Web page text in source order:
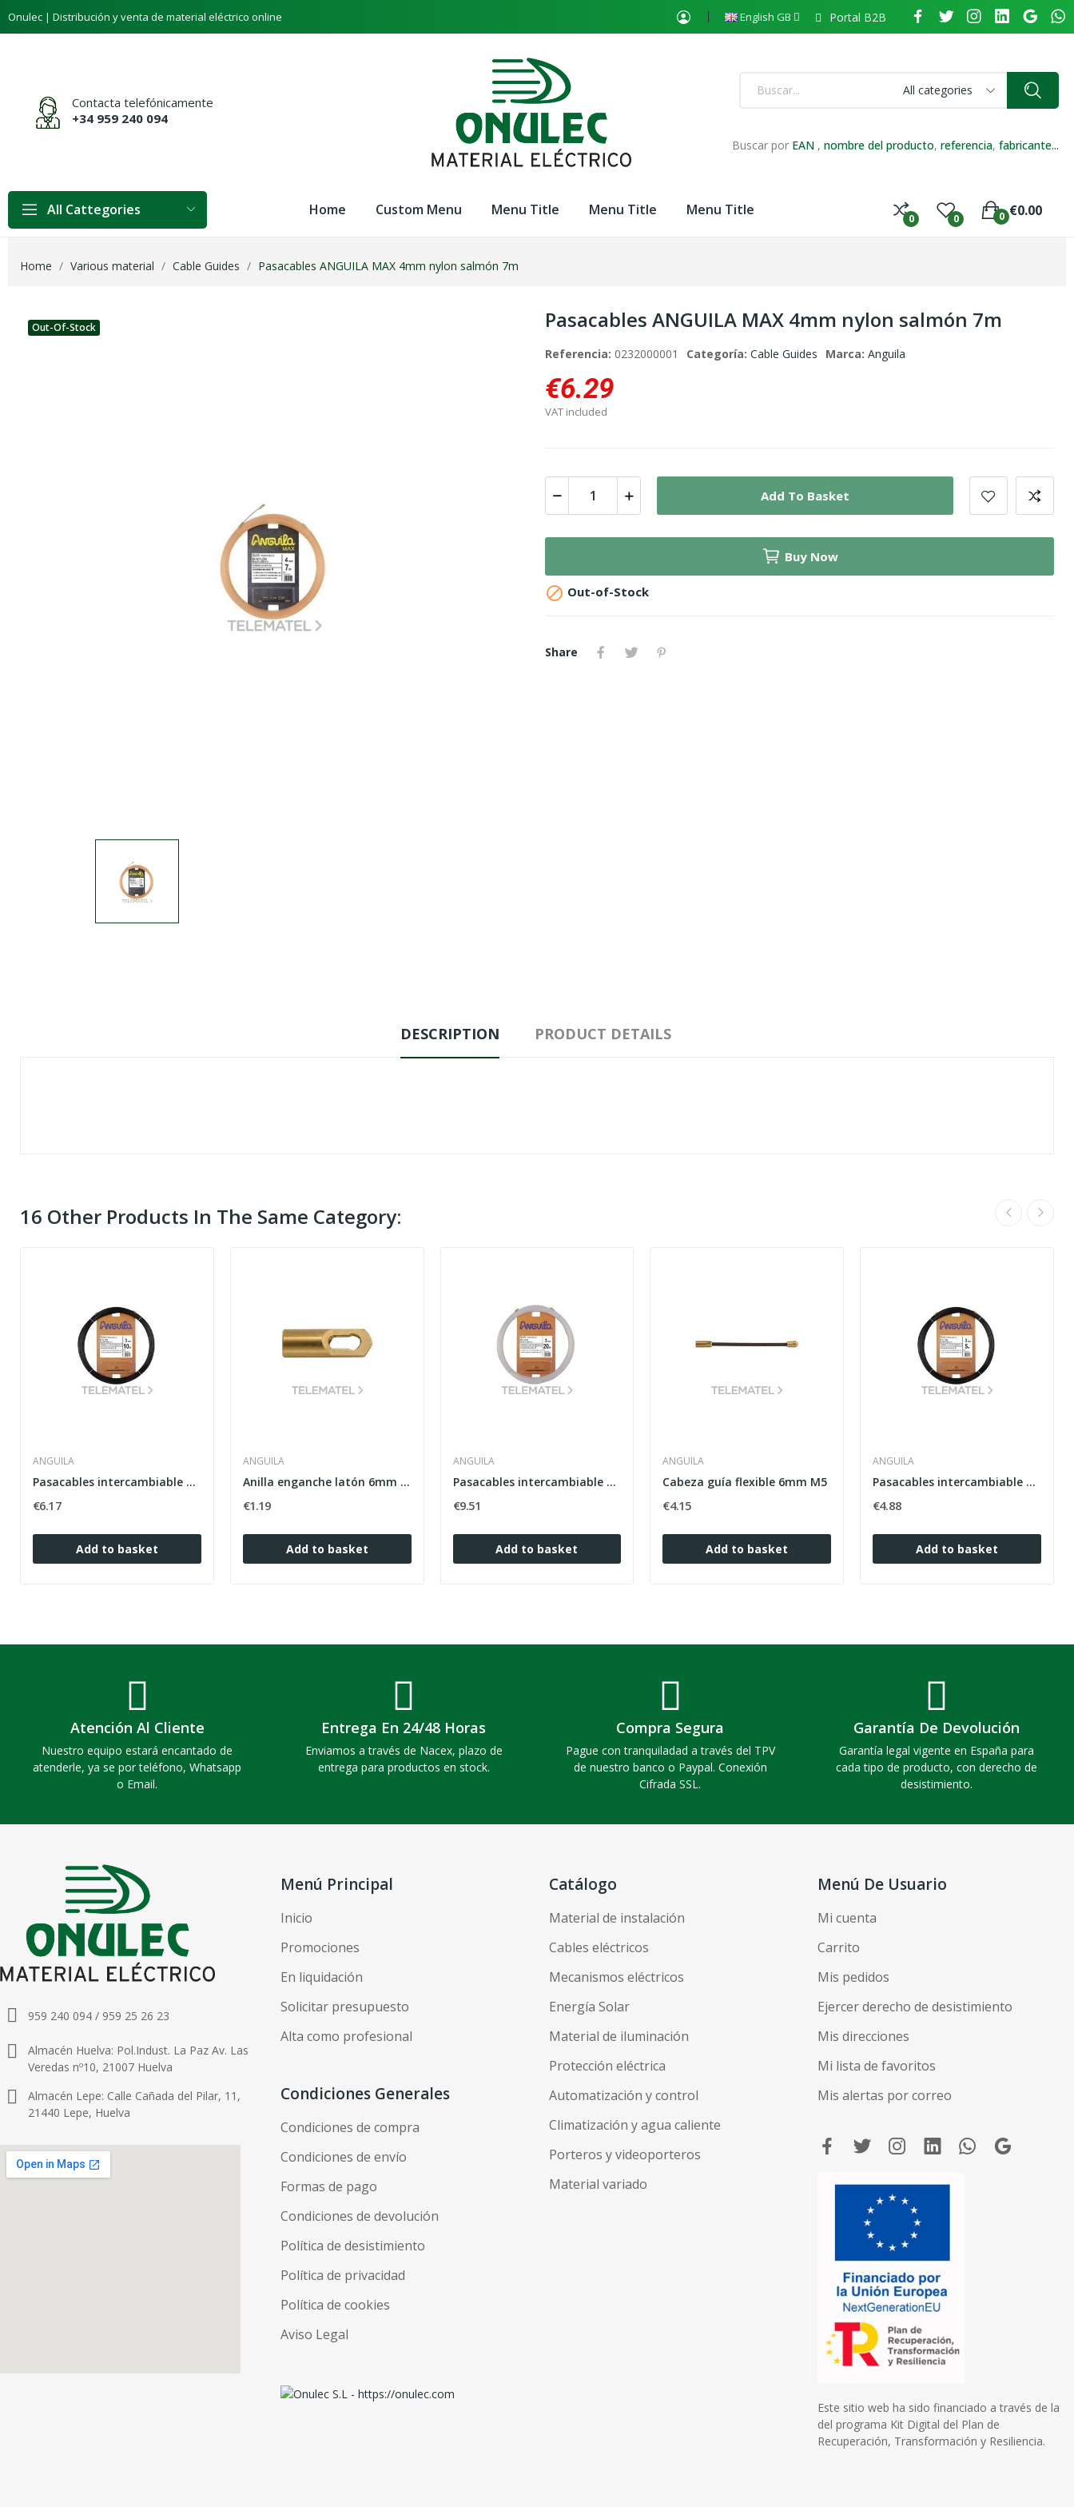
Onulec | Distribución y venta de material eléctrico online English GB Portal B2B
Contacta telefónicamente
+34 959 240 094
All categories
Buscar por EAN ,nombre del producto,referencia,fabricante...
All Cattegories Home Custom Menu Menu Title Menu Title Menu Title
0 0 €0.00
0
Home Various material Cable Guides Pasacables ANGUILA MAX 4mm nylon salmón 7m
Out-Of-Stock Pasacables ANGUILA MAX 4mm nylon salmón 7m
Referencia: 0232000001 Categoría: Cable Guides Marca: Anguila
€6.29
VAT included
Add To Basket
Buy Now
 Out-of-Stock
Share
DESCRIPTION PRODUCT DETAILS
16 Other Products In The Same Category:
ANGUILA
Pasacables intercambiable nylon 3mm 10m negro
€6.17
Add to basket
ANGUILA
Anilla enganche latón 6mm M5
€1.19
Add to basket
ANGUILA
Pasacables intercambiable nylon 3mm 20m natural
€9.51
Add to basket
ANGUILA
Cabeza guía flexible 6mm M5
€4.15
Add to basket
ANGUILA
Pasacables intercambiable nylon 3mm 5m negro
€4.88
Add to basket
Atención Al Cliente
Nuestro equipo estará encantado de
atenderle, ya se por teléfono, Whatsapp
o Email.
Entrega En 24/48 Horas
Enviamos a través de Nacex, plazo de
entrega para productos en stock.
Compra Segura
Pague con tranquiladad a través del TPV
de nuestro banco o Paypal. Conexión
Cifrada SSL.
Garantía De Devolución
Garantía legal vigente en España para
cada tipo de producto, con derecho de
desistimiento.
959 240 094 / 959 25 26 23
Almacén Huelva: Pol.Indust. La Paz Av. Las
Veredas nº10, 21007 Huelva
Almacén Lepe: Calle Cañada del Pilar, 11,
21440 Lepe, Huelva
Menú Principal
Inicio
Promociones
En liquidación
Solicitar presupuesto
Alta como profesional
Condiciones Generales
Condiciones de compra
Condiciones de envío
Formas de pago
Condiciones de devolución
Política de desistimiento
Política de privacidad
Política de cookies
Aviso Legal
Catálogo
Material de instalación
Cables eléctricos
Mecanismos eléctricos
Energía Solar
Material de iluminación
Protección eléctrica
Automatización y control
Climatización y agua caliente
Porteros y videoporteros
Material variado
Menú De Usuario
Mi cuenta
Carrito
Mis pedidos
Ejercer derecho de desistimiento
Mis direcciones
Mi lista de favoritos
Mis alertas por correo
Este sitio web ha sido financiado a través de la
del programa Kit Digital del Plan de
Recuperación, Transformación y Resiliencia.